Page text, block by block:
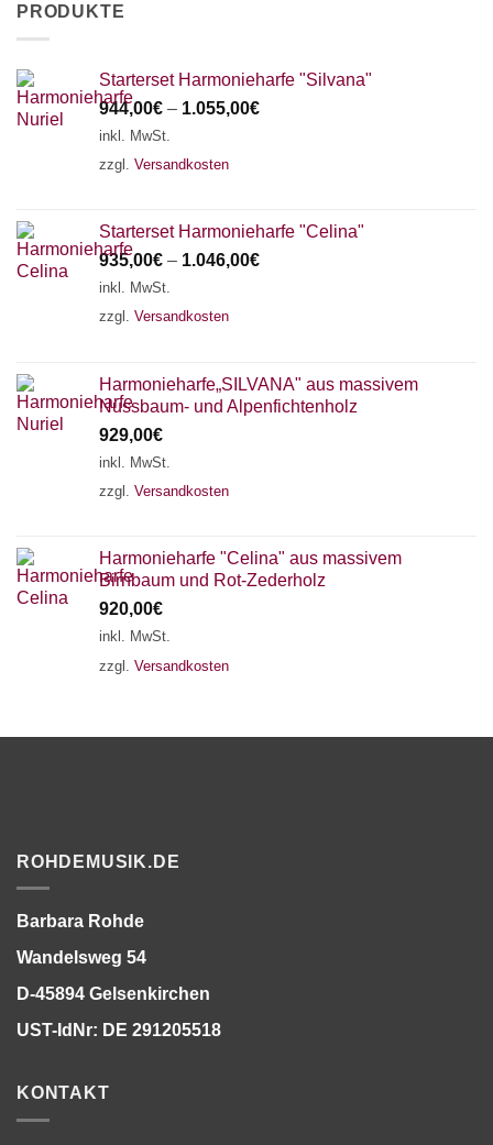
PRODUKTE
Starterset Harmonieharfe "Silvana"
944,00€ – 1.055,00€
inkl. MwSt.
zzgl. Versandkosten
Starterset Harmonieharfe "Celina"
935,00€ – 1.046,00€
inkl. MwSt.
zzgl. Versandkosten
Harmonieharfe„SILVANA" aus massivem
Nussbaum- und Alpenfichtenholz
929,00€
inkl. MwSt.
zzgl. Versandkosten
Harmonieharfe "Celina" aus massivem
Birnbaum und Rot-Zederholz
920,00€
inkl. MwSt.
zzgl. Versandkosten
ROHDEMUSIK.DE
Barbara Rohde
Wandelsweg 54
D-45894 Gelsenkirchen
UST-IdNr: DE 291205518
KONTAKT